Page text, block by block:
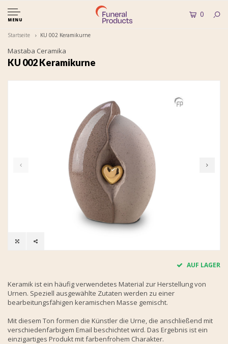
MENU
0
Startseite KU 002 Keramikurne
Mastaba Ceramika
KU 002 Keramikurne
AUF LAGER
Keramik ist ein häufig verwendetes Material zur Herstellung von
Urnen. Speziell ausgewählte Zutaten werden zu einer
bearbeitungsfähigen keramischen Masse gemischt.
Mit diesem Ton formen die Künstler die Urne, die anschließend mit
verschiedenfarbigem Email beschichtet wird. Das Ergebnis ist ein
einzigartiges Produkt mit farbenfrohem Charakter.